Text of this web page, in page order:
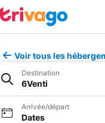
Voir tous les
Destination
6Venti
Arrivée/départ
Dates